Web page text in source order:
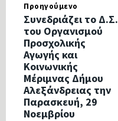
Προηγούμενο
Συνεδριάζει το Δ.Σ.
του Οργανισμού
Προσχολικής
Αγωγής και
Κοινωνικής
Μέριμνας Δήμου
Αλεξάνδρειας την
Παρασκευή, 29
Νοεμβρίου